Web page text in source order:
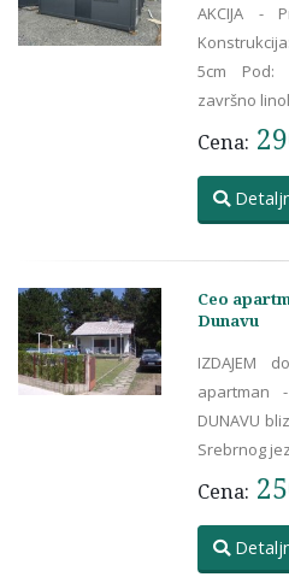
AKCIJA -
5cm Pod:
završno
Cena:
Ceo
Dunavu
IZDAJEM
apartman
DUNAVU
Srebrnog
Cena: